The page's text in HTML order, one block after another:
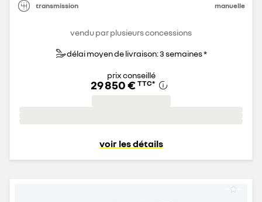
transmission manuelle
vendu par plusieurs concessions
délai moyen de livraison: 3 semaines *
prix conseillé
29 850 € TTC*
voir les détails